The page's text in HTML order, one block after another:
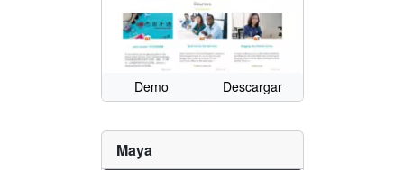
Demo Descargar
Maya